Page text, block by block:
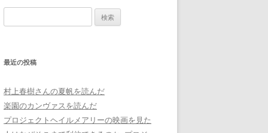
索:
最近の投稿
村上春樹さんの夏帆を読んだ
楽園のカンヴァスを読んだ
プロジェクトヘイルメアリーの映画を見た